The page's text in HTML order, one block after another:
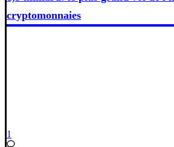
cryptomonnaies
1